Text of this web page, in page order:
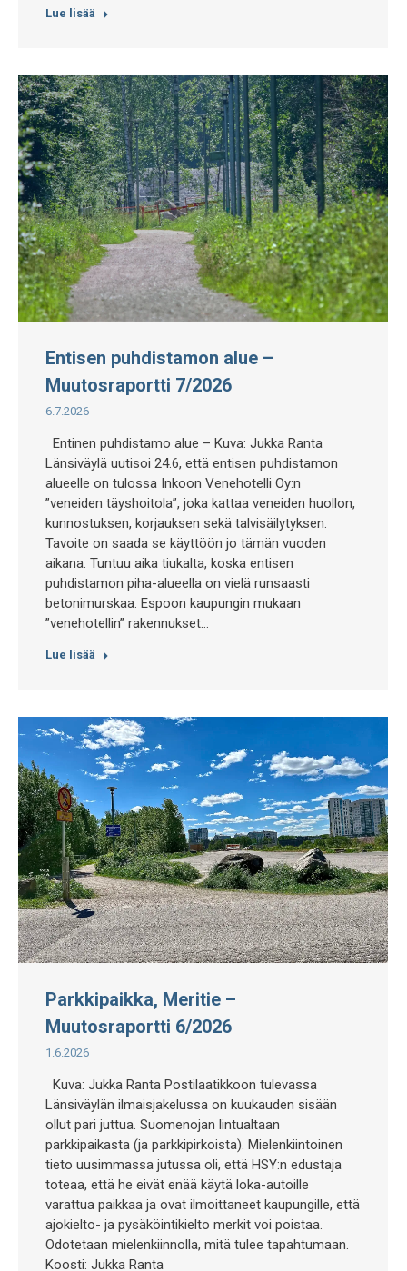
Lue lisää
Entisen puhdistamon alue –
Muutosraportti 7/2026
6.7.2026
Entinen puhdistamo alue – Kuva: Jukka Ranta
Länsiväylä uutisoi 24.6, että entisen puhdistamon
alueelle on tulossa Inkoon Venehotelli Oy:n
”veneiden täyshoitola”, joka kattaa veneiden huollon,
kunnostuksen, korjauksen sekä talvisäilytyksen.
Tavoite on saada se käyttöön jo tämän vuoden
aikana. Tuntuu aika tiukalta, koska entisen
puhdistamon piha-alueella on vielä runsaasti
betonimurskaa. Espoon kaupungin mukaan
”venehotellin” rakennukset…
Lue lisää
Parkkipaikka, Meritie –
Muutosraportti 6/2026
1.6.2026
Kuva: Jukka Ranta Postilaatikkoon tulevassa
Länsiväylän ilmaisjakelussa on kuukauden sisään
ollut pari juttua. Suomenojan lintualtaan
parkkipaikasta (ja parkkipirkoista). Mielenkiintoinen
tieto uusimmassa jutussa oli, että HSY:n edustaja
toteaa, että he eivät enää käytä loka-autoille
varattua paikkaa ja ovat ilmoittaneet kaupungille, että
ajokielto- ja pysäköintikielto merkit voi poistaa.
Odotetaan mielenkiinnolla, mitä tulee tapahtumaan.
Koosti: Jukka Ranta